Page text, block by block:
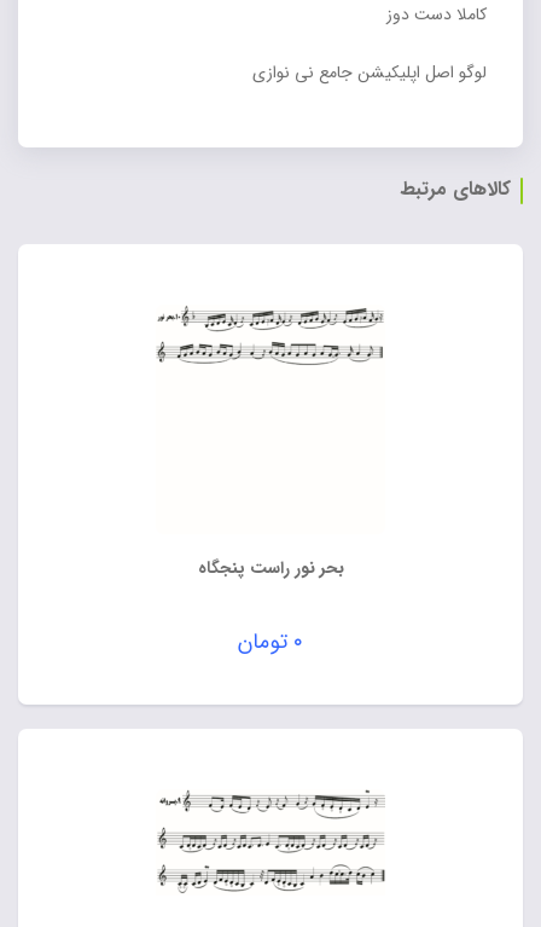
کاملا دست دوز
لوگو اصل اپلیکیشن جامع نی نوازی
کالاهای مرتبط
بحر نور راست پنجگاه
۰ تومان